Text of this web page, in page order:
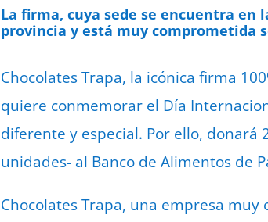
La firma, cuya sede se encuentra en
provincia y está muy comprometida
Chocolates Trapa, la icónica firma
quiere conmemorar el Día
diferente y especial. Por ello, donará
unidades- al Banco de Alimentos de
Chocolates Trapa, una empresa